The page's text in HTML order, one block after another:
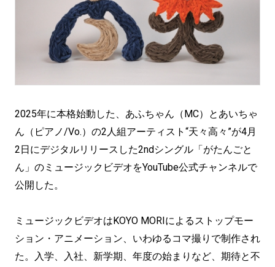
2025年に本格始動した、あふちゃん（MC）とあいちゃ
ん（ピアノ/Vo.）の2⼈組アーティスト“天々高々”が4月
2日にデジタルリリースした2ndシングル「がたんごと
ん」のミュージックビデオをYouTube公式チャンネルで
公開した。
ミュージックビデオはKOYO MORIによるストップモー
ション・アニメーション、いわゆるコマ撮りで制作され
た。⼊学、⼊社、新学期、年度の始まりなど、期待と不